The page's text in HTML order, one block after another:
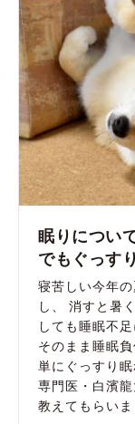
眠りについ
でもぐっす
寝苦しい今年
し、 消すと暑
しても睡眠不
そのまま睡眠
単にぐっすり
専門医・白濱
教えてもらいま